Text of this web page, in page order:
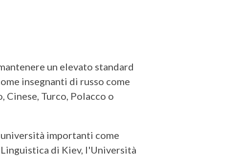
un elevato standard
insegnanti di russo come
Cinese, Turco, Polacco o
importanti come
di Kiev, l'Università